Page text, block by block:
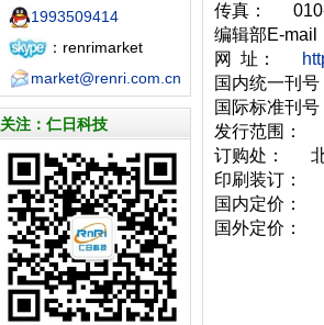
1993509414
：renrimarket
market@renri.com.cn
关注：仁日科技
传真： 010-
编辑部E-
网 址：
国内统一刊
国际标准刊
发行范围：
订购处： 北
印刷装订：
国内定价：
国外定价：